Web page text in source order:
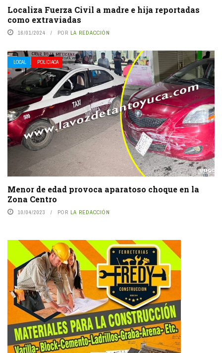
Localiza Fuerza Civil a madre e hija reportadas
como extraviadas
16/01/2024 POR LA REDACCIÓN
LOCAL POLICIACA
Menor de edad provoca aparatoso choque en la
Zona Centro
10/04/2023 POR LA REDACCIÓN